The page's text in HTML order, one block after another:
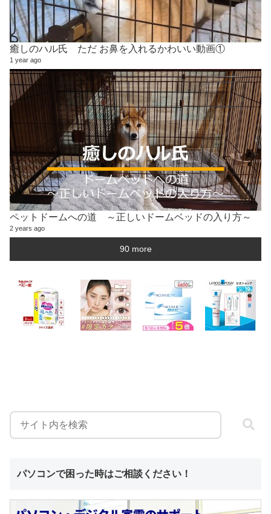
癒しのハル氏 ただ お鼻を入れるかわいい動画①
1 year ago
ペットドームへの道 ～正しいドームベッドの入り方～
2 years ago
90 more
パソコンで困った時はご相談ください！